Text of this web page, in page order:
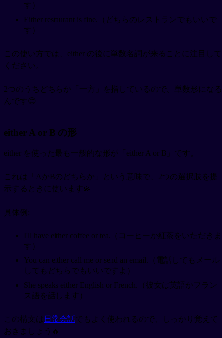
す）
Either restaurant is fine.（どちらのレストランでもいいで
す）
この使い方では、either の後に単数名詞が来ることに注目して
ください。
2つのうちどちらか「一方」を指しているので、単数形になる
んです😊
either A or B の形
either を使った最も一般的な形が「either A or B」です。
これは「AかBのどちらか」という意味で、2つの選択肢を提
示するときに使います💫
具体例:
I'll have either coffee or tea.（コーヒーか紅茶をいただきま
す）
You can either call me or send an email.（電話してもメール
してもどちらでもいいですよ）
She speaks either English or French.（彼女は英語かフラン
ス語を話します）
この構文は 日常会話でもよく使われるので、しっかり覚えて
おきましょう🔥